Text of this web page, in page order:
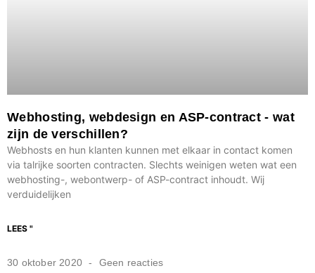
Webhosting, webdesign en ASP-contract - wat
zijn de verschillen?
Webhosts en hun klanten kunnen met elkaar in contact komen
via talrijke soorten contracten. Slechts weinigen weten wat een
webhosting-, webontwerp- of ASP-contract inhoudt. Wij
verduidelijken
LEES "
30 oktober 2020 Geen reacties